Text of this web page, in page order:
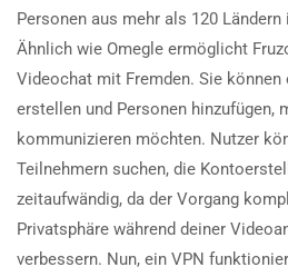
Personen aus mehr als 120
Ähnlich wie Omegle ermöglicht
Videochat mit Fremden. Sie können
erstellen und Personen hinzufügen,
kommunizieren möchten. Nutzer
Teilnehmern suchen, die
zeitaufwändig, da der Vorgang
Privatsphäre während deiner
verbessern. Nun, ein VPN